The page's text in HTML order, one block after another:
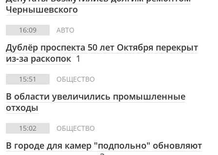
Чернышевского
16:09 АВТО
Дублёр проспекта 50 лет Октября перекрыт
из-за раскопок 1
15:51 ОБЩЕСТВО
В области увеличились промышленные
отходы
15:02 ОБЩЕСТВО
В городе для камер "подпольно" обновляют